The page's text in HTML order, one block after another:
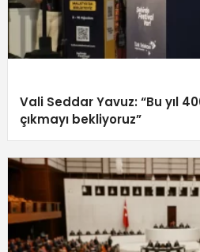
Vali Seddar Yavuz: “Bu yıl
çıkmayı bekliyoruz”